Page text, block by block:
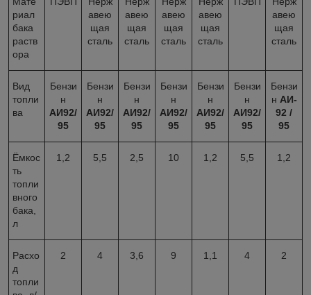
риал
бака
раств
ора
авею
щая
сталь
авею
щая
сталь
авею
щая
сталь
авею
щая
сталь
авею
щая
сталь
Вид
топли
ва
Бензи
н
АИ92/
95
Бензи
н
АИ92/
95
Бензи
н
АИ92/
95
Бензи
н
АИ92/
95
Бензи
н
АИ92/
95
Бензи
н
АИ92/
95
Бензи
н АИ-
92 /
95
Ёмкос
ть
топли
вного
бака,
л
1,2 5,5 2,5 10 1,2 5,5 1,2
Расхо
д
топли
2 4 3,6 9 1,1 4 2